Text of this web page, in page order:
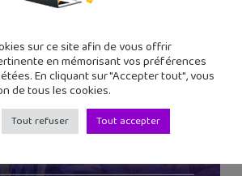
sur ce site afin de vous offrir
en mémorisant vos préférences
En cliquant sur "Accepter tout", vous
de tous les cookies.
Tout refuser Tout accepter